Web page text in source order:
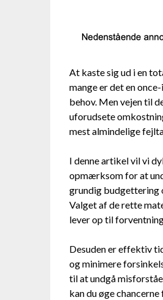
At kaste sig ud i en
mange er det en
behov. Men vejen til
uforudsete
mest almindelige
I denne artikel vil vi
opmærksom for at
grundig budgettering
Valget af de rette
lever op til
Desuden er effektiv
og minimere
til at undgå
kan du øge